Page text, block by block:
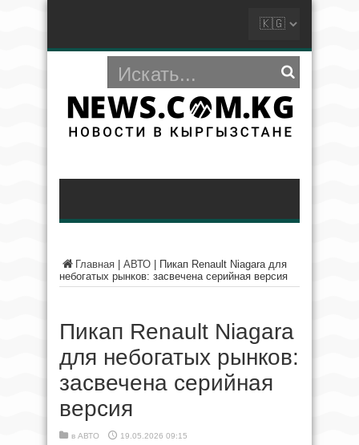
Главная АВТО
Пикап Renault Niagara для
небогатых рынков: засвечена серийная версия
Пикап Renault Niagara
для небогатых рынков:
засвечена серийная
версия
в АВТО 19.05.2026 09:15